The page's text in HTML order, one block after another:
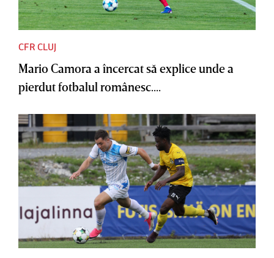
CFR CLUJ
Mario Camora a încercat să explice unde a
pierdut fotbalul românesc....